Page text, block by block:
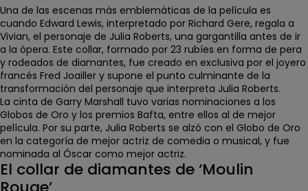
Una de las escenas más emblemáticas de la película es
cuando Edward Lewis, interpretado por Richard Gere, regala a
Vivian, el personaje de Julia Roberts, una gargantilla antes de ir
a la ópera. Este collar, formado por 23 rubíes en forma de pera
y rodeados de diamantes, fue creado en exclusiva por el joyero
francés Fred Joailler y supone el punto culminante de la
transformación del personaje que interpreta Julia Roberts.
La cinta de Garry Marshall tuvo varias nominaciones a los
Globos de Oro y los premios Bafta, entre ellos al de mejor
película. Por su parte, Julia Roberts se alzó con el Globo de Oro
en la categoría de mejor actriz de comedia o musical, y fue
nominada al Óscar como mejor actriz.
El collar de diamantes de ‘Moulin